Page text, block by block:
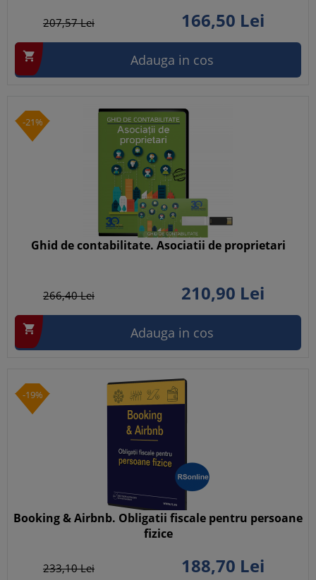
207,57Lei 166,50 Lei
 Adauga in cos
-21%
Ghid de contabilitate. Asociatii de proprietari
266,40Lei 210,90 Lei
 Adauga in cos
-19%
Booking & Airbnb. Obligatii fiscale pentru persoane
fizice
233,10Lei 188,70 Lei